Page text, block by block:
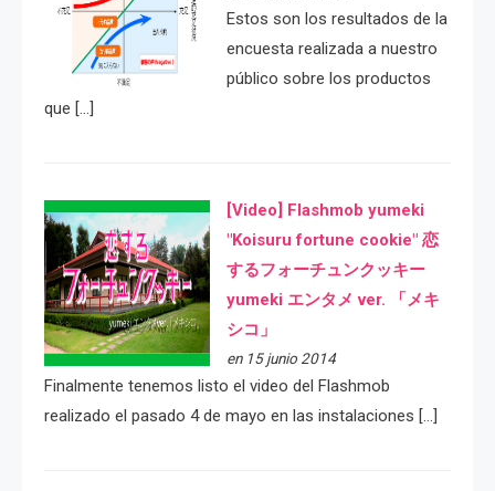
Estos son los resultados de la
encuesta realizada a nuestro
público sobre los productos
que […]
[Video] Flashmob yumeki
"Koisuru fortune cookie" 恋
するフォーチュンクッキー
yumeki エンタメ ver. 「メキ
シコ」
en 15 junio 2014
Finalmente tenemos listo el video del Flashmob
realizado el pasado 4 de mayo en las instalaciones […]